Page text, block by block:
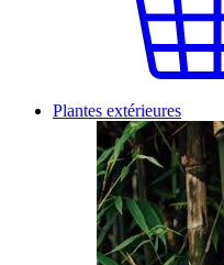
Plantes extérieures